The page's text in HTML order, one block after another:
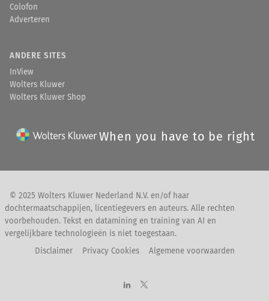
Colofon
Adverteren
ANDERE SITES
InView
Wolters Kluwer
Wolters Kluwer Shop
When you have to be right
© 2025 Wolters Kluwer Nederland N.V. en/of haar
dochtermaatschappijen, licentiegevers en auteurs. Alle rechten
voorbehouden. Tekst en datamining en training van AI en
vergelijkbare technologieën is niet toegestaan.
Disclaimer
Privacy Cookies Algemene voorwaarden